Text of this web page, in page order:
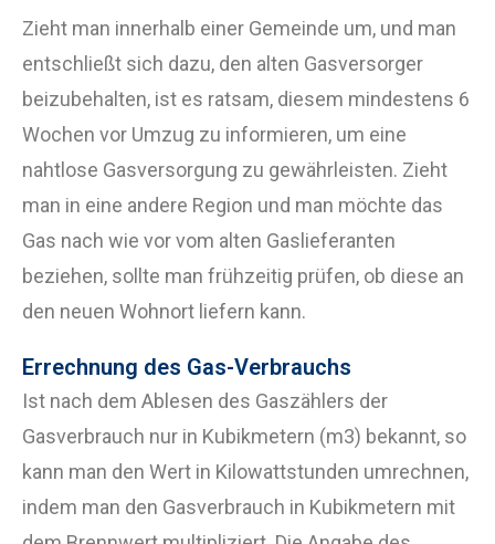
Zieht man innerhalb einer Gemeinde um, und man
entschließt sich dazu, den alten Gasversorger
beizubehalten, ist es ratsam, diesem mindestens 6
Wochen vor Umzug zu informieren, um eine
nahtlose Gasversorgung zu gewährleisten. Zieht
man in eine andere Region und man möchte das
Gas nach wie vor vom alten Gaslieferanten
beziehen, sollte man frühzeitig prüfen, ob diese an
den neuen Wohnort liefern kann.
Errechnung des Gas-Verbrauchs
Ist nach dem Ablesen des Gaszählers der
Gasverbrauch nur in Kubikmetern (m3) bekannt, so
kann man den Wert in Kilowattstunden umrechnen,
indem man den Gasverbrauch in Kubikmetern mit